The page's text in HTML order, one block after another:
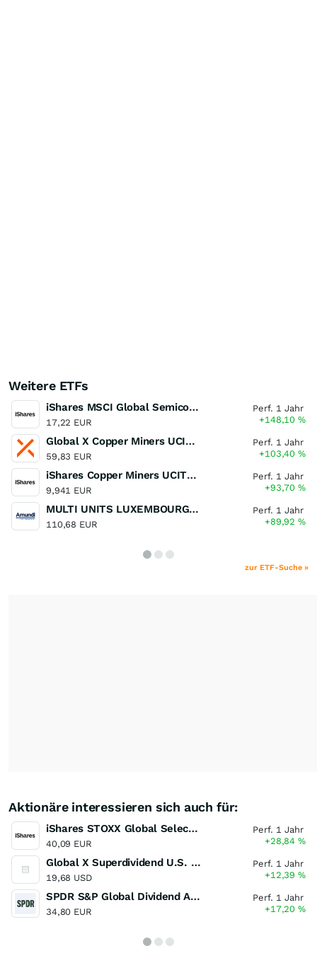
Weitere ETFs
iShares MSCI Global Semiconductors UCITS ETF USD (Acc)
17,22 EUR
Perf. 1 Jahr
+148,10%
Global X Copper Miners UCITS ETF USD Acc
59,83 EUR
Perf. 1 Jahr
+103,40%
iShares Copper Miners UCITS ETF
9,941 EUR
Perf. 1 Jahr
+93,70%
MULTI UNITS LUXEMBOURG - Lyxor MSCI Semiconductors ESG Filtered
110,68 EUR
Perf. 1 Jahr
+89,92%
zur ETF-Suche »
Aktionäre interessieren sich auch für:
iShares STOXX Global Select Dividend 100 UCITS ETF (DE)
40,09 EUR
Perf. 1 Jahr
+28,84%
Global X Superdividend U.S. ETF Global X Superdividend U.S.
19,68 USD
Perf. 1 Jahr
+12,39%
SPDR S&P Global Dividend Aristocrats UCITS ETF
34,80 EUR
Perf. 1 Jahr
+17,20%